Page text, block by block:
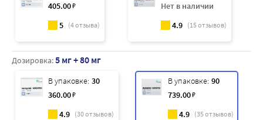
405.00₽
5 (4отзыва)
Нет в наличии
4.9 (15отзывов)
Дозировка:5 мг + 80 мг
В упаковке: 30
360.00₽
4.9 (30отзывов)
В упаковке: 90
739.00₽
4.9 (35отзывов)